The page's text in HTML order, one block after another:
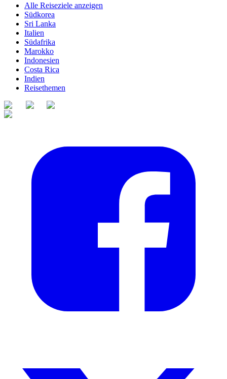
Alle Reiseziele anzeigen
Südkorea
Sri Lanka
Italien
Südafrika
Marokko
Indonesien
Costa Rica
Indien
Reisethemen